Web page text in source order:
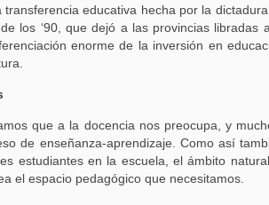
transferencia educativa hecha por la
los ‘90, que dejó a las provincias libradas
enorme de la inversión en
que a la docencia nos preocupa, y
de enseñanza-aprendizaje. Como así
estudiantes en la escuela, el ámbito
el espacio pedagógico que necesitamos.